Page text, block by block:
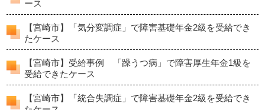
ース
【宮崎市】「気分変調症」で障害基礎年金2級を受給でき
たケース
【宮崎市】受給事例 「躁うつ病」で障害厚生年金1級を
受給できたケース
【宮崎市】「統合失調症」で障害基礎年金2級を受給でき